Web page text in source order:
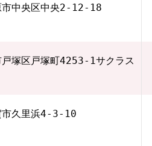
市中央区中央2-12-18
戸塚区戸塚町4253-1サクラス
市久里浜4-3-10